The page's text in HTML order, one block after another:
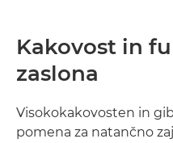
Kakovost in
zaslona
Visokokakovosten in
pomena za natančno